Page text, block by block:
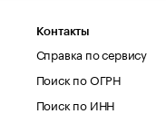
Контакты
Справка по сервису
Поиск по ОГРН
Поиск по ИНН